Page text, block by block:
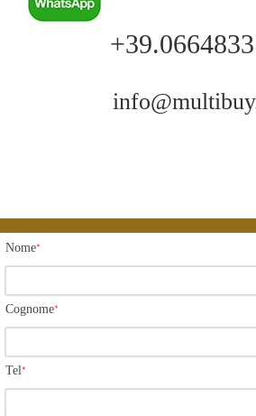
Nome*
Cognome*
Tel*